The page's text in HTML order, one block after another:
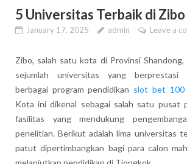
5 Universitas Terbaik di Zibo
January 17, 2025 admin Leave a
Zibo, salah satu kota di Provinsi Shandong,
sejumlah universitas yang berprestasi
berbagai program pendidikan slot bet 100
Kota ini dikenal sebagai salah satu pusat
fasilitas yang mendukung
penelitian. Berikut adalah lima universitas
patut dipertimbangkan bagi para calon